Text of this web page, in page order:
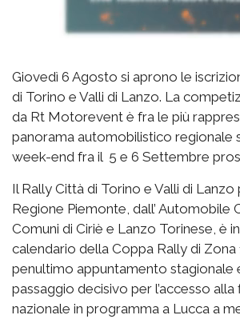
Giovedì 6 Agosto si aprono le
di Torino e Valli di Lanzo. La
da Rt Motorevent è fra le più
panorama automobilistico regionale
week-end fra il 5 e 6 Settembre
Il Rally Città di Torino e Valli di
Regione Piemonte, dall’ Automobile
Comuni di Ciriè e Lanzo Torinese, è
calendario della Coppa Rally di
penultimo appuntamento stagionale
passaggio decisivo per l’accesso alla
nazionale in programma a Lucca a